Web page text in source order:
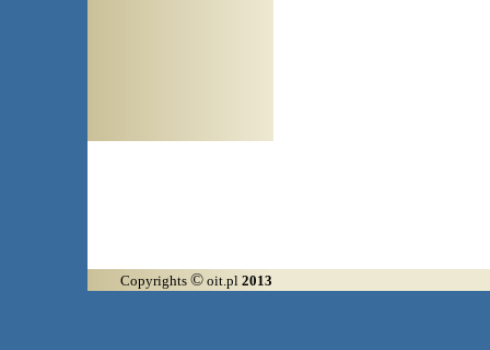
Copyrights © oit.pl 2013